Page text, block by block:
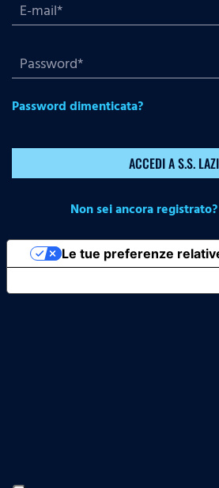
Password dimenticata?
ACCEDI A S.S.
Non sei ancora
Le tue preferenze